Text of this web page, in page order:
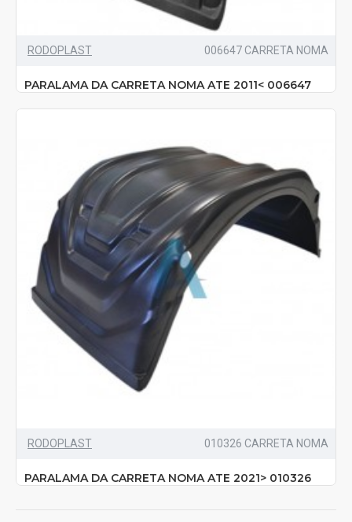
RODOPLAST 006647 CARRETA NOMA
PARALAMA DA CARRETA NOMA ATE 2011< 006647
RODOPLAST 010326 CARRETA NOMA
PARALAMA DA CARRETA NOMA ATE 2021> 010326